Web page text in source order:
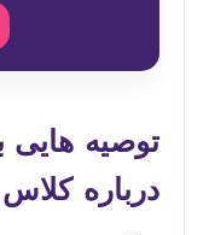
توصیه هایی
درباره